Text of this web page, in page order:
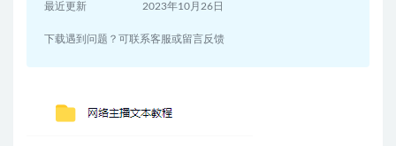
最近更新 2023年10月26日
下载遇到问题？可联系客服或留言反馈